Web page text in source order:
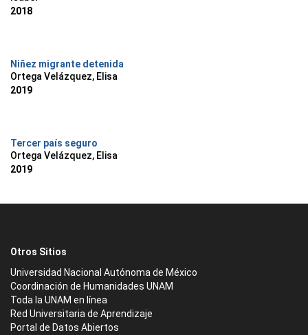
2018
Niñez migrante detenida
Ortega Velázquez, Elisa
2019
Tercer país seguro
Ortega Velázquez, Elisa
2019
Otros Sitios
Universidad Nacional Autónoma de México
Coordinación de Humanidades UNAM
Toda la UNAM en línea
Red Universitaria de Aprendizaje
Portal de Datos Abiertos